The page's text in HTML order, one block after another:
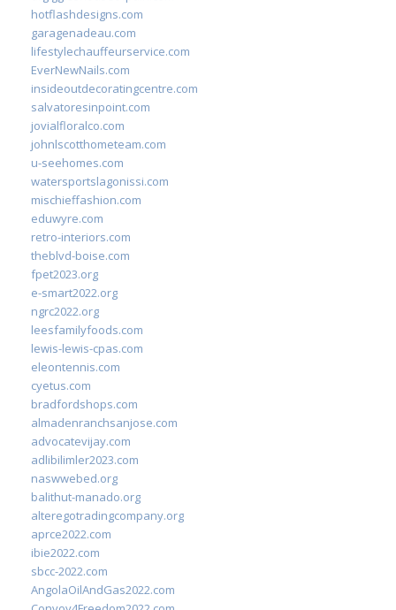
hotflashdesigns.com
garagenadeau.com
lifestylechauffeurservice.com
EverNewNails.com
insideoutdecoratingcentre.com
salvatoresinpoint.com
jovialfloralco.com
johnlscotthometeam.com
u-seehomes.com
watersportslagonissi.com
mischieffashion.com
eduwyre.com
retro-interiors.com
theblvd-boise.com
fpet2023.org
e-smart2022.org
ngrc2022.org
leesfamilyfoods.com
lewis-lewis-cpas.com
eleontennis.com
cyetus.com
bradfordshops.com
almadenranchsanjose.com
advocatevijay.com
adlibilimler2023.com
naswwebed.org
balithut-manado.org
alteregotradingcompany.org
aprce2022.com
ibie2022.com
sbcc-2022.com
AngolaOilAndGas2022.com